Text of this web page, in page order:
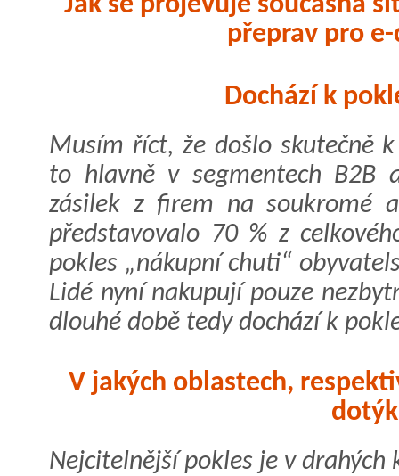
přeprav pro
Dochází k
Musím říct, že došlo skutečně
to hlavně v segmentech B2B
zásilek z firem na soukromé
představovalo 70 % z
pokles „nákupní chuti“
Lidé nyní nakupují pouze
dlouhé době tedy dochází k
V jakých oblastech,
Nejcitelnější pokles je v